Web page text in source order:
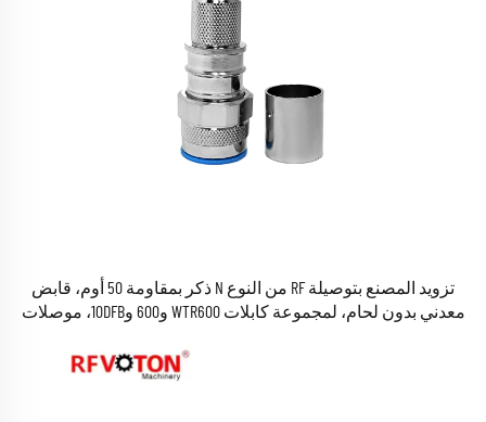
تزويد المصنع بتوصيلة RF من النوع N ذكر بمقاومة 50 أوم، قابض
معدني بدون لحام، لمجموعة كابلات WTR600 و600 و10DFB، موصلات